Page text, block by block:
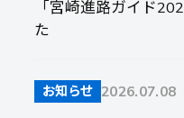
「宮崎進路ガイド
た
お知らせ 2026.07.08